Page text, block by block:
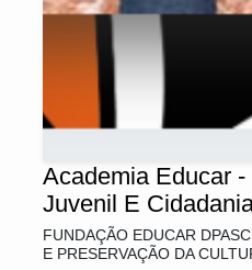
Academia Educar
Juvenil E
FUNDAÇÃO EDUCAR
E PRESERVAÇÃO DA